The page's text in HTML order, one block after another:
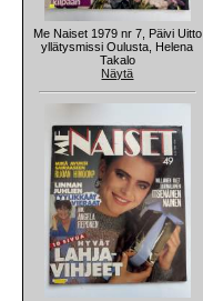
Me Naiset 1979 nr 7, Päivi Uitto
yllätysmissi Oulusta, Helena
Takalo
Näytä